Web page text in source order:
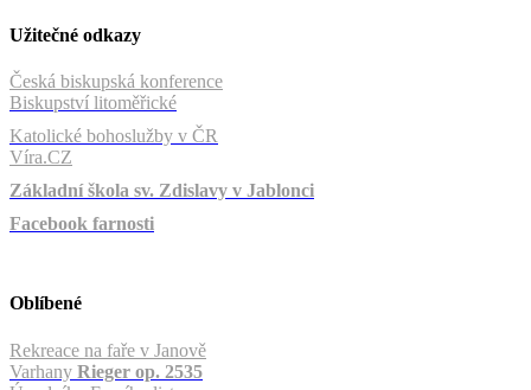
Užitečné odkazy
Česká biskupská konference
Biskupství litoměřické
Katolické bohoslužby v ČR
Víra.CZ
Základní škola sv. Zdislavy v Jablonci
Facebook farnosti
Oblíbené
Rekreace na faře v Janově
Varhany Rieger op. 2535